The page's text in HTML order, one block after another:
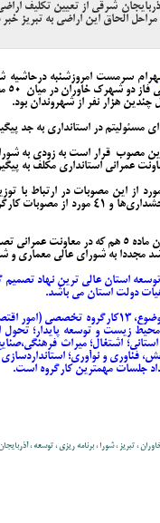
شرقی از تعیین تکلیف
الحاق این اراضی به تبریز خبر
سرمست امروزشنبه درحاشیه
مسئولیتم در استانداری به جد
مصوب قرار است به زودی به
عمرانی استانداری مکلف به
از این مصوبات در ارتباط با
دولتی به دهیاری‌ها و
وی افزود: بحث کمسیون ماده 5 هم که
مجددا به شورای عالی معماری و
استان عالی ترین نهاد
دولت استان می باشد.
این شورا به تناسب موضوع،
زیست و توسعه پایدار؛ تحول
استانی؛ اشتغال؛ میراث
فناوری و نوآوری؛ استانداردسازی
جلسات مهمترین کارگروه است.
، تبریز ، شورا ، برنامه ریزی ، توسعه ،